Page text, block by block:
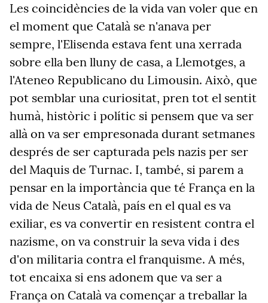
Les coincidències de la vida van voler que en
el moment que Català se n'anava per
sempre, l'Elisenda estava fent una xerrada
sobre ella ben lluny de casa, a Llemotges, a
l'Ateneo Republicano du Limousin. Això, que
pot semblar una curiositat, pren tot el sentit
humà, històric i polític si pensem que va ser
allà on va ser empresonada durant setmanes
després de ser capturada pels nazis per ser
del Maquis de Turnac. I, també, si parem a
pensar en la importància que té França en la
vida de Neus Català, país en el qual es va
exiliar, es va convertir en resistent contra el
nazisme, on va construir la seva vida i des
d'on militaria contra el franquisme. A més,
tot encaixa si ens adonem que va ser a
França on Català va començar a treballar la